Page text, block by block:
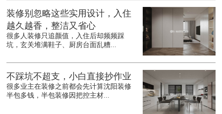
装修别忽略这些实用设计，入住
越久越香，整洁又省心
很多人装修只追颜值，入住后却频频踩
坑，玄关堆满鞋子、厨房台面乱糟...
不踩坑不超支，小白直接抄作业
很多业主在装修之前都会先计算沈阳装修
半包多钱，半包装修因把控主材...